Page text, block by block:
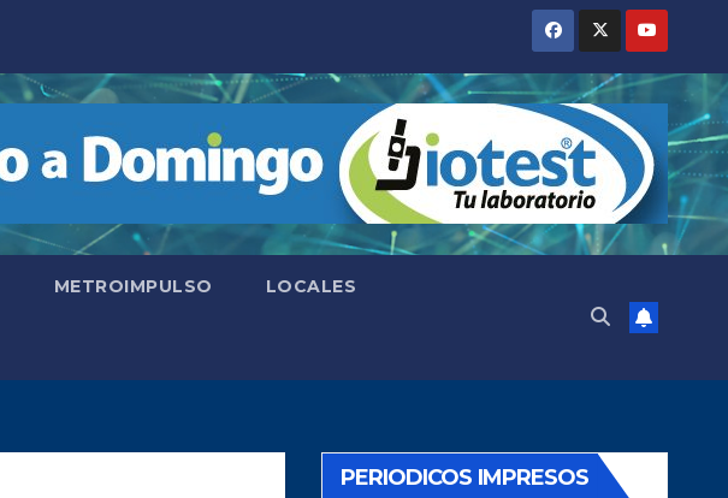
METROIMPULSO LOCALES
PERIODICOS IMPRESOS